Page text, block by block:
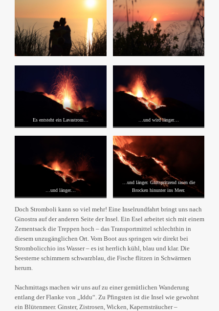
Es entsteht ein Lavastrom… …und wird länger…
…und länger…
…und länger. Glutspritzend rasen die
Brocken hinunter ins Meer.
Doch Stromboli kann so viel mehr! Eine Inselrundfahrt bringt uns nach
Ginostra auf der anderen Seite der Insel. Ein Esel arbeitet sich mit einem
Zementsack die Treppen hoch – das Transportmittel schlechthin in
diesem unzugänglichen Ort. Vom Boot aus springen wir direkt bei
Strombolicchio ins Wasser – es ist herrlich kühl, blau und klar. Die
Seesterne schimmern schwarzblau, die Fische flitzen in Schwärmen
herum.
Nachmittags machen wir uns auf zu einer gemütlichen Wanderung
entlang der Flanke von „Iddu“. Zu Pfingsten ist die Insel wie gewohnt
ein Blütenmeer. Ginster, Zistrosen, Wicken, Kapernsträucher –